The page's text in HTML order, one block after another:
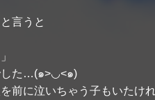
言うと
した…(๑>◡<๑)
前に泣いちゃう子もいたけ